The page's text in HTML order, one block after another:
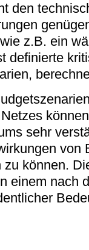
den
z.B. ein
definierte
sehr
von
können.
einem nach